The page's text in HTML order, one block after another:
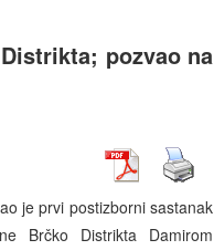
pozvao na
je prvi postizborni sastanak
Brčko Distrikta Damirom